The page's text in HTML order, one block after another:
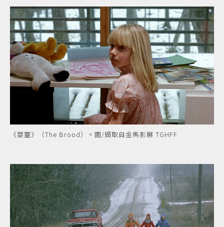
《嬰靈》（The Brood）。圖/擷取自金馬影展 TGHFF